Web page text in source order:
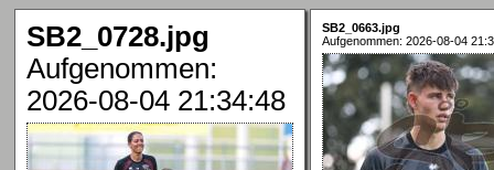
SB2_0728.jpg
Aufgenommen:
2026-08-04 21:34:48
SB2_0663.jpg
Aufgenommen: 2026-08-04